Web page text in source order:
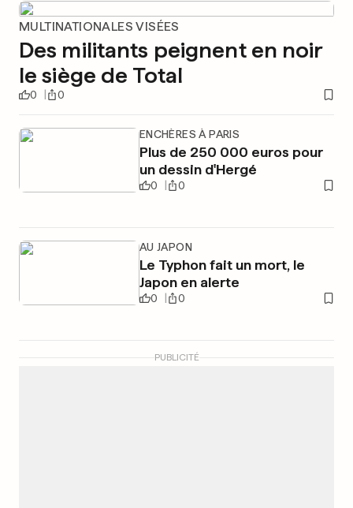
MULTINATIONALES VISÉES
Des militants peignent en noir
le siège de Total
0 0
ENCHÈRES À PARIS
Plus de 250 000 euros pour
un dessin d'Hergé
0 0
AU JAPON
Le Typhon fait un mort, le
Japon en alerte
0 0
PUBLICITÉ